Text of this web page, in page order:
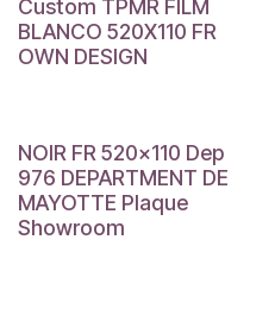
Custom TPMR FILM
BLANCO 520X110 FR
OWN DESIGN
NOIR FR 520x110 Dep
976 DEPARTMENT DE
MAYOTTE Plaque
Showroom